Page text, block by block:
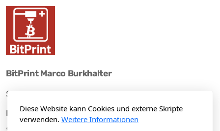
BitPrint Marco Burkhalter
Siliseggstrasse 2, Bauma
Hauptmenü
Legal
Diese Website kann Cookies und externe Skripte
verwenden. Weitere Informationen